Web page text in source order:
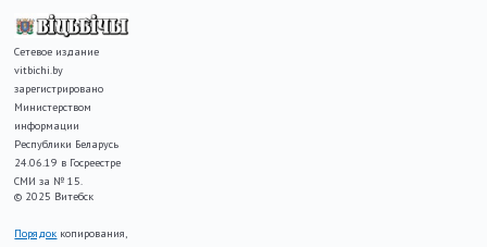
Сетевое издание
vitbichi.by
зарегистрировано
Министерством
информации
Республики Беларусь
24.06.19 в Госреестре
СМИ за № 15.
© 2025 Витебск
Порядок копирования,